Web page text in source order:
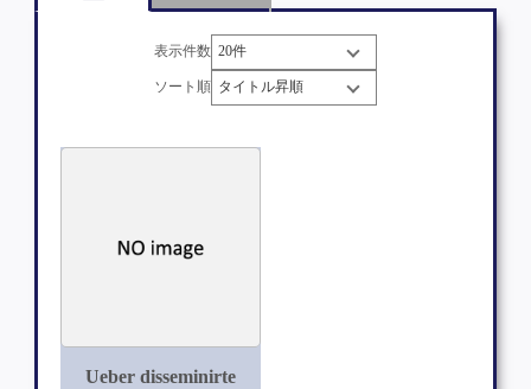
表示件数
ソート順
Ueber disseminirte